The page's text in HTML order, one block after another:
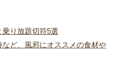
り放題切符5選
ど、風邪にオススメの食材や